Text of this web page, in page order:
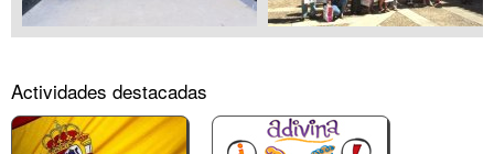
Actividades destacadas